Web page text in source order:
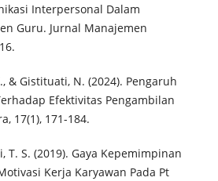
Interpersonal Dalam
Guru. Jurnal Manajemen
& Gistituati, N. (2024). Pengaruh
Efektivitas Pengambilan
17(1), 171-184.
T. S. (2019). Gaya Kepemimpinan
Kerja Karyawan Pada Pt